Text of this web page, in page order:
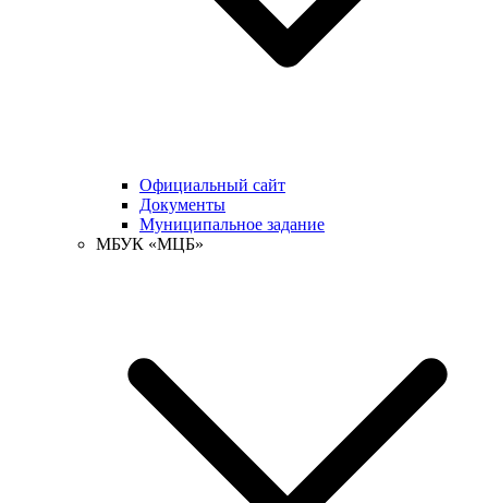
Официальный сайт
Документы
Муниципальное задание
МБУК «МЦБ»